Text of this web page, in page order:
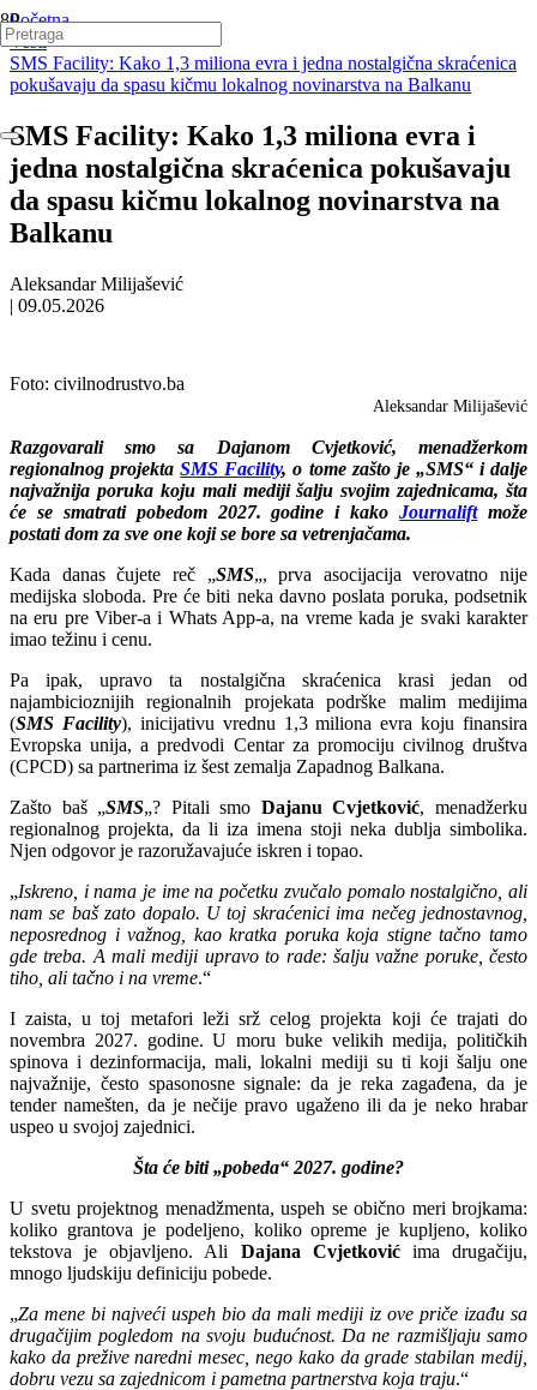
Početna
Vesti
SMS Facility: Kako 1,3 miliona evra i jedna nostalgična skraćenica
pokušavaju da spasu kičmu lokalnog novinarstva na Balkanu
SMS Facility: Kako 1,3 miliona evra i
jedna nostalgična skraćenica pokušavaju
da spasu kičmu lokalnog novinarstva na
Balkanu
Aleksandar Milijašević
| 09.05.2026
Foto: civilnodrustvo.ba
Aleksandar Milijašević
Razgovarali smo sa Dajanom Cvjetković, menadžerkom
regionalnog projektaSMS Facility, o tome zašto je „SMS“ i dalje
najvažnija poruka koju mali mediji šalju svojim zajednicama, šta
će se smatrati pobedom 2027. godine i kakoJournaliftmože
postati dom za sve one koji se bore sa vetrenjačama.
Kada danas čujete reč „SMS„, prva asocijacija verovatno nije
medijska sloboda. Pre će biti neka davno poslata poruka, podsetnik
na eru pre Viber-a i Whats App-a, na vreme kada je svaki karakter
imao težinu i cenu.
Pa ipak, upravo ta nostalgična skraćenica krasi jedan od
najambicioznijih regionalnih projekata podrške malim medijima
(SMS Facility), inicijativu vrednu 1,3 miliona evra koju finansira
Evropska unija, a predvodi Centar za promociju civilnog društva
(CPCD) sa partnerima iz šest zemalja Zapadnog Balkana.
Zašto baš „SMS„? Pitali smo Dajanu Cvjetković, menadžerku
regionalnog projekta, da li iza imena stoji neka dublja simbolika.
Njen odgovor je razoružavajuće iskren i topao.
„Iskreno, i nama je ime na početku zvučalo pomalo nostalgično, ali
nam se baš zato dopalo. U toj skraćenici ima nečeg jednostavnog,
neposrednog i važnog , kao kratka poruka koja stigne tačno tamo
gde treba. A mali mediji upravo to rade: šalju važne poruke, često
tiho, ali tačno i na vreme.“
I zaista, u toj metafori leži srž celog projekta koji će trajati do
novembra 2027. godine. U moru buke velikih medija, političkih
spinova i dezinformacija, mali, lokalni mediji su ti koji šalju one
najvažnije, često spasonosne signale: da je reka zagađena, da je
tender namešten, da je nečije pravo ugaženo ili da je neko hrabar
uspeo u svojoj zajednici.
Šta će biti „pobeda“ 2027. godine?
U svetu projektnog menadžmenta, uspeh se obično meri brojkama:
koliko grantova je podeljeno, koliko opreme je kupljeno, koliko
tekstova je objavljeno. Ali Dajana Cvjetkovićima drugačiju,
mnogo ljudskiju definiciju pobede.
„Za mene bi najveći uspeh bio da mali mediji iz ove priče izađu sa
drugačijim pogledom na svoju budućnost. Da ne razmišljaju samo
kako da prežive naredni mesec, nego kako da grade stabilan medij,
dobru vezu sa zajednicom i pametna partnerstva koja traju.“